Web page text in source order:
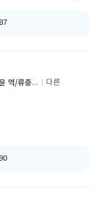
역/류충
다른